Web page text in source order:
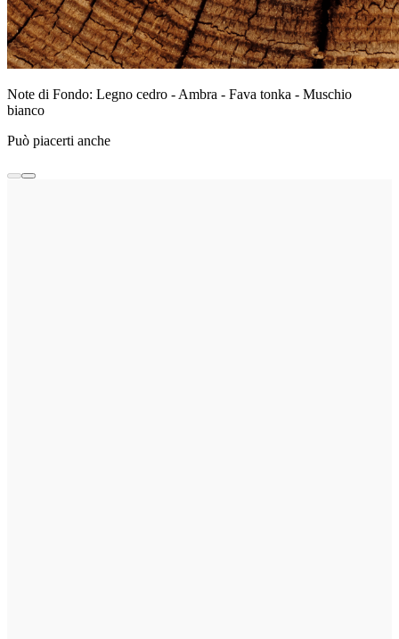
Note di Fondo: Legno cedro - Ambra - Fava tonka - Muschio
bianco
Può piacerti anche